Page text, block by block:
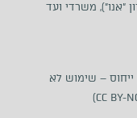
״אנו״), משרדי ועד
ייחוס – שימוש לא